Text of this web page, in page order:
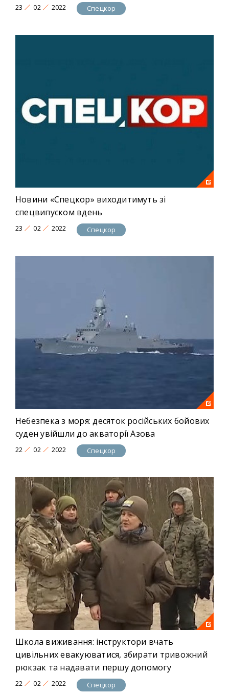
23 02 2022 Спецкор
Новини «Спецкор» виходитимуть зі
спецвипуском вдень
23 02 2022 Спецкор
Небезпека з моря: десяток російських бойових
суден увійшли до акваторії Азова
22 02 2022 Спецкор
Школа виживання: інструктори вчать
цивільних евакуюватися, збирати тривожний
рюкзак та надавати першу допомогу
22 02 2022 Спецкор